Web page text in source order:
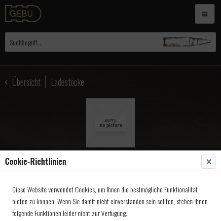
Übersicht Ladestöcke
115x10mm
Artikel-Nr.:3056915
Cookie-Richtlinien
Diese Website verwendet Cookies, um Ihnen die bestmögliche Funktionalität
bieten zu können. Wenn Sie damit nicht einverstanden sein sollten, stehen Ihnen
folgende Funktionen leider nicht zur Verfügung: